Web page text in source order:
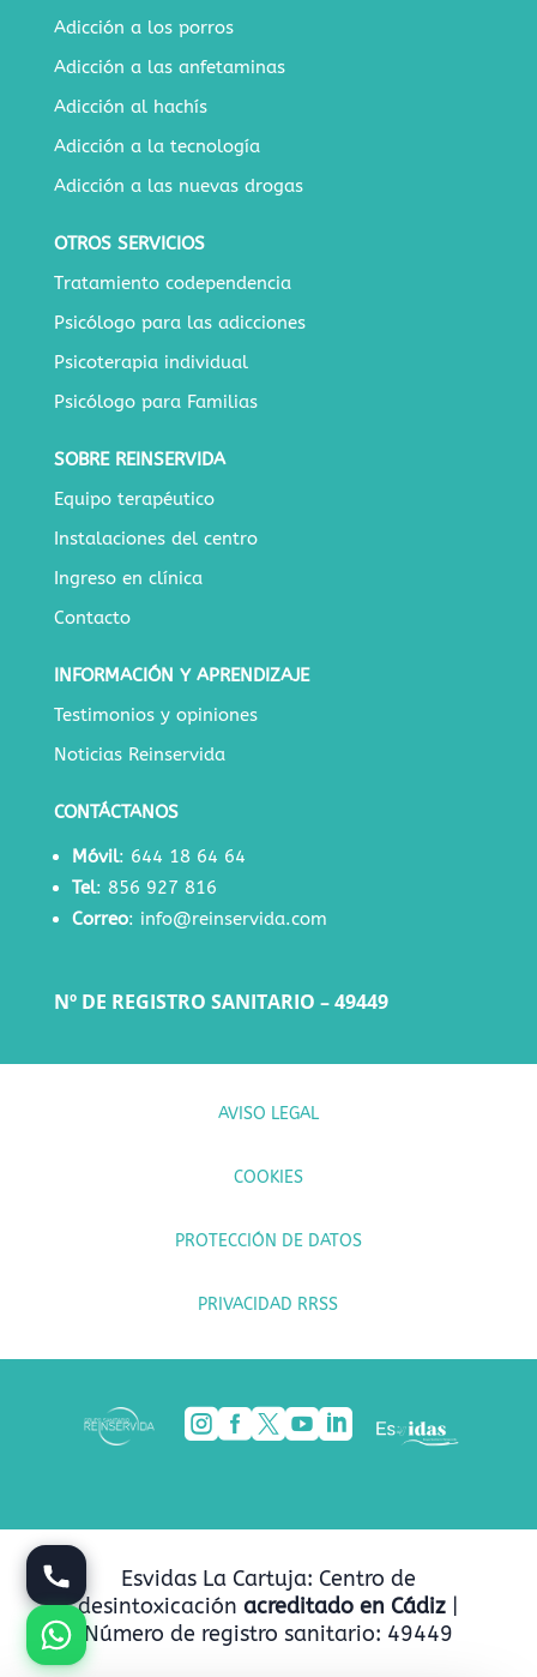
Adicción a los porros
Adicción a las anfetaminas
Adicción al hachís
Adicción a la tecnología
Adicción a las nuevas drogas
OTROS SERVICIOS
Tratamiento codependencia
Psicólogo para las adicciones
Psicoterapia individual
Psicólogo para Familias
SOBRE REINSERVIDA
Equipo terapéutico
Instalaciones del centro
Ingreso en clínica
Contacto
INFORMACIÓN Y APRENDIZAJE
Testimonios y opiniones
Noticias Reinservida
CONTÁCTANOS
Móvil: 644 18 64 64
Tel: 856 927 816
Correo: info@reinservida.com
Nº DE REGISTRO SANITARIO – 49449
AVISO LEGAL
COOKIES
PROTECCIÓN DE DATOS
PRIVACIDAD RRSS
    
Esvidas La Cartuja: Centro de
desintoxicaciónacreditado en Cádiz
Número de registro sanitario: 49449